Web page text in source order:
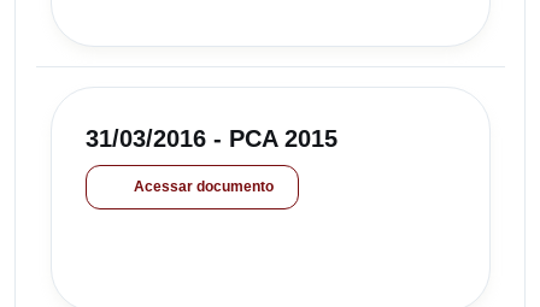
31/03/2016 - PCA 2015
Acessar documento